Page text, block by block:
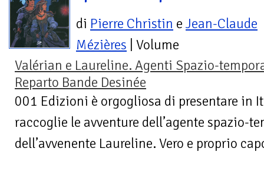
di Pierre Christin e Jean-Claude
Mézières | Volume
Valérian e Laureline. Agenti Spazio-
Reparto Bande Desinée
001 Edizioni è orgogliosa di presentare in
raccoglie le avventure dell’agente spazio-
dell’avvenente Laureline. Vero e proprio